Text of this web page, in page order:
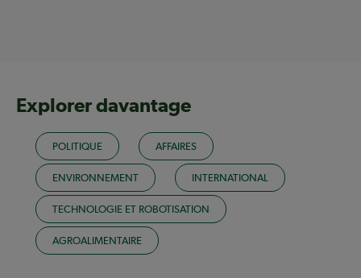
Explorer davantage
POLITIQUE AFFAIRES
ENVIRONNEMENT INTERNATIONAL
TECHNOLOGIE ET ROBOTISATION
AGROALIMENTAIRE